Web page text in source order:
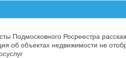
Подмосковного Росреестра
об объектах недвижимости не